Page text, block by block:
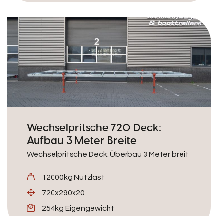
Wechselpritsche 720 Deck:
Aufbau 3 Meter Breite
Wechselpritsche Deck: Überbau 3 Meter breit
12000kg Nutzlast
720x290x20
254kg Eigengewicht